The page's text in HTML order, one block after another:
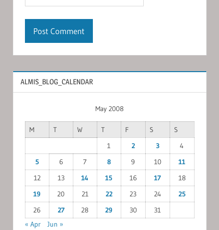
ALMIS_BLOG_CALENDAR
May 2008
M T W T F S
S
1
2 3
4
5
6 7 8 9 10
11
12
13 14 15 16 17
18
19
20 21 22 23 24
25
26
27 28 29 30
31
« Apr
Jun »